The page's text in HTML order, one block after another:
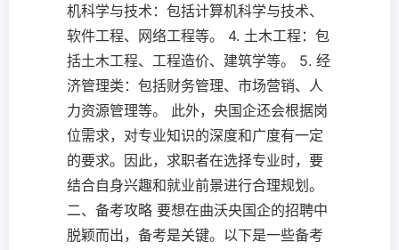
机科学与技术：包括计算机科学与技术、
软件工程、网络工程等。 4. 土木工程：包
括土木工程、工程造价、建筑学等。 5. 经
济管理类：包括财务管理、市场营销、人
力资源管理等。 此外，央国企还会根据岗
位需求，对专业知识的深度和广度有一定
的要求。因此，求职者在选择专业时，要
结合自身兴趣和就业前景进行合理规划。
二、备考攻略 要想在曲沃央国企的招聘中
脱颖而出，备考是关键。以下是一些备考